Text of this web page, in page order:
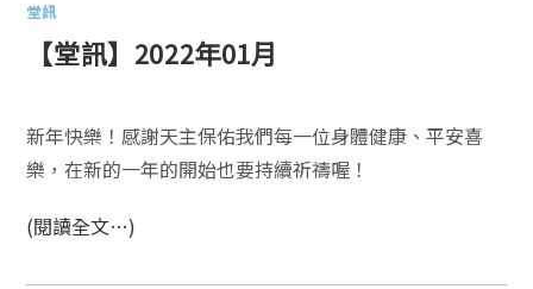
堂訊
【堂訊】2022年01月
新年快樂！感謝天主保佑我們每一位身體健康、平安喜
樂，在新的一年的開始也要持續祈禱喔！
(閱讀全文…)